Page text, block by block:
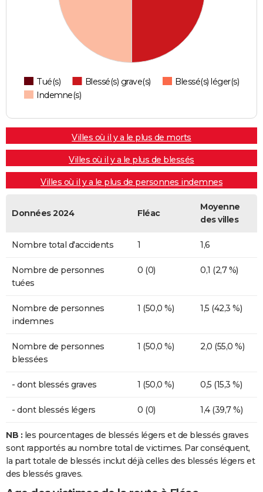
Tué(s) Blessé(s) grave(s)
Blessé(s) léger(s)
Indemne(s)
Villes où il y a le plus de morts
Villes où il y a le plus de blessés
Villes où il y a le plus de personnes indemnes
Données 2024 Fléac
Moyenne
des villes
Nombre total d'accidents 1 1,6
Nombre de personnes
tuées
0 (0) 0,1 (2,7 %)
Nombre de personnes
indemnes
1 (50,0 %) 1,5 (42,3 %)
Nombre de personnes
blessées
1 (50,0 %) 2,0 (55,0 %)
- dont blessés graves 1 (50,0 %) 0,5 (15,3 %)
- dont blessés légers 0 (0) 1,4 (39,7 %)
NB : les pourcentages de blessés légers et de blessés graves
sont rapportés au nombre total de victimes. Par conséquent,
la part totale de blessés inclut déjà celles des blessés légers et
des blessés graves.